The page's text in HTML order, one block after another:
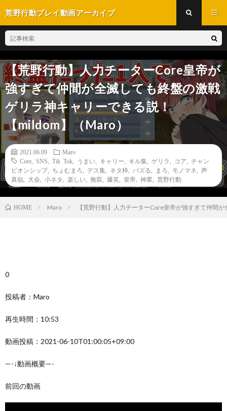
荒野行動プレイ動画アーカイブ
【荒野行動】人力チーターCore皇帝が
強すぎて仲間が全滅しても終盤の激戦
ゲリラ神キャリーできる説！
【mildom】（Maro）
2021.06.09
Maro
Core
SNS Tik Tok うまい キャリー キル集 ゲリラ コア
チャン
ピオンシップ, ちょむまろ デス集 ネタ枠 バズる まろ モノマネ
声
真似
大会 小ネタ 楽しい 無双 爆笑 皇帝 神業 荒野行動
HOME Maro 【荒野行動】人力チーターCore皇帝が強すぎて仲間
0
投稿者：Maro
再生時間：10:53
動画投稿：2021-06-10T01:00:05+09:00
—-↓動画概要—-
前回の動画